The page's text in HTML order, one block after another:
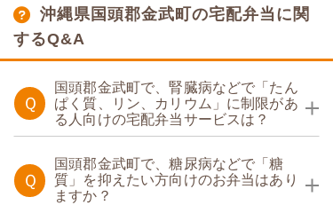
沖縄県国頭郡金武町の宅配弁当に関
するQ&A
Ｑ
国頭郡金武町で、腎臓病などで「たん
ぱく質、リン、カリウム」に制限があ
る人向けの宅配弁当サービスは？
Ｑ
国頭郡金武町で、糖尿病などで「糖
質」を抑えたい方向けのお弁当はあり
ますか？